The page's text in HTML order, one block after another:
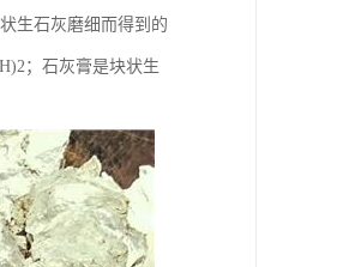
生石灰磨细而得到的
；石灰膏是块状生